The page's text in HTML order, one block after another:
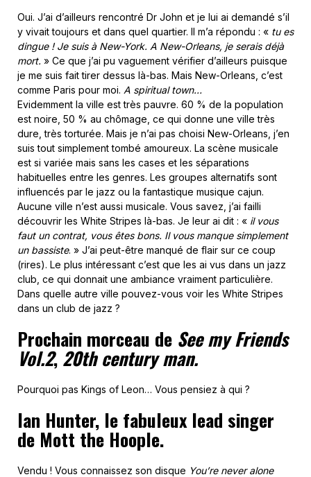
Oui. J’ai d’ailleurs rencontré Dr John et je lui ai demandé s’il
y vivait toujours et dans quel quartier. Il m’a répondu : « tu es
dingue ! Je suis à New-York. A New-Orleans, je serais déjà
mort. » Ce que j’ai pu vaguement vérifier d’ailleurs puisque
je me suis fait tirer dessus là-bas. Mais New-Orleans, c’est
comme Paris pour moi. A spiritual town…
Evidemment la ville est très pauvre. 60 % de la population
est noire, 50 % au chômage, ce qui donne une ville très
dure, très torturée. Mais je n’ai pas choisi New-Orleans, j’en
suis tout simplement tombé amoureux. La scène musicale
est si variée mais sans les cases et les séparations
habituelles entre les genres. Les groupes alternatifs sont
influencés par le jazz ou la fantastique musique cajun.
Aucune ville n’est aussi musicale. Vous savez, j’ai failli
découvrir les White Stripes là-bas. Je leur ai dit : « il vous
faut un contrat, vous êtes bons. Il vous manque simplement
un bassiste. » J’ai peut-être manqué de flair sur ce coup
(rires). Le plus intéressant c’est que les ai vus dans un jazz
club, ce qui donnait une ambiance vraiment particulière.
Dans quelle autre ville pouvez-vous voir les White Stripes
dans un club de jazz ?
Prochain morceau de See my Friends
Vol.2, 20th century man.
Pourquoi pas Kings of Leon… Vous pensiez à qui ?
Ian Hunter, le fabuleux lead singer
de Mott the Hoople.
Vendu ! Vous connaissez son disque You’re never alone